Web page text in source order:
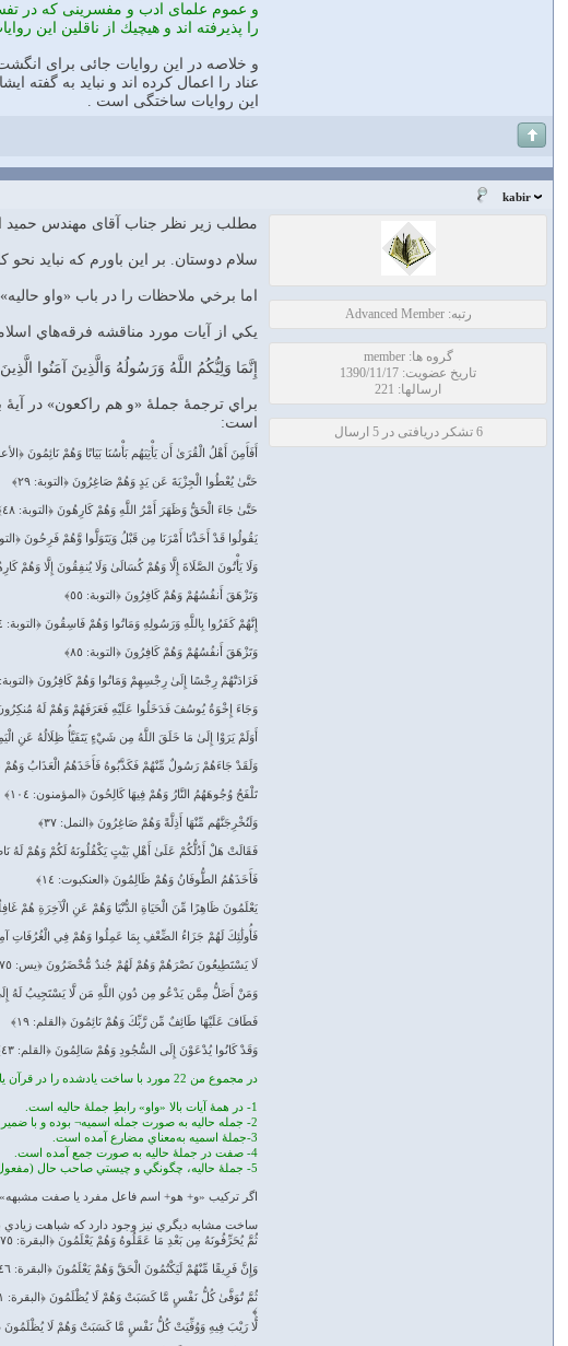
و عموم علماى ادب و مفسرينى كه در
را پذيرفته اند و هيچيك از ناقلين اين
و خلاصه در اين روايات جائى براى
عناد را اعمال كرده اند و نبايد به
اين روايات ساختگى است .
kabir
رتبه: Advanced Member
گروه ها: member
تاریخ عضویت: 1390/11/17
ارسالها: 221
6 تشکر دریافتی در 5 ارسال
مطلب زیر نظر جناب آقای مهندس حمید
سلام دوستان. بر اين باورم که نبايد
اما برخي ملاحظات را در باب «واو
يکي از آيات مورد مناقشه فرقه‌هاي اسلامي آيهٔ 55 سورهٔ
إِنَّمَا وَلِيُّكُمُ اللَّهُ وَرَسُولُهُ وَالَّذِينَ آمَنُوا
براي ترجمهٔ جملهٔ «و هم راکعون» در
است:
أَفَأَمِنَ أَهْلُ الْقُرَىٰ أَن يَأْتِيَهُم بَأْسُنَا بَيَاتًا وَهُمْ نَائِمُونَ
حَتَّىٰ يُعْطُوا الْجِزْيَةَ عَن يَدٍ وَهُمْ صَاغِرُونَ ﴿التوبة: ٢٩﴾
حَتَّىٰ جَاءَ الْحَقُّ وَظَهَرَ أَمْرُ اللَّهِ وَهُمْ كَارِهُونَ ﴿التوبة: ٤٨﴾
يَقُولُوا قَدْ أَخَذْنَا أَمْرَنَا مِن قَبْلُ وَيَتَوَلَّوا وَّهُمْ فَرِحُونَ ﴿التوبة:
وَلَا يَأْتُونَ الصَّلَاةَ إِلَّا وَهُمْ كُسَالَىٰ وَلَا يُنفِقُونَ إِلَّا وَهُمْ
وَتَزْهَقَ أَنفُسُهُمْ وَهُمْ كَافِرُونَ ﴿التوبة: ٥٥﴾
إِنَّهُمْ كَفَرُوا بِاللَّهِ وَرَسُولِهِ وَمَاتُوا وَهُمْ فَاسِقُونَ ﴿التوبة: ٨٤﴾
وَتَزْهَقَ أَنفُسُهُمْ وَهُمْ كَافِرُونَ ﴿التوبة: ٨٥﴾
فَزَادَتْهُمْ رِجْسًا إِلَىٰ رِجْسِهِمْ وَمَاتُوا وَهُمْ كَافِرُونَ ﴿التوبة: ١٢٥﴾
وَجَاءَ إِخْوَةُ يُوسُفَ فَدَخَلُوا عَلَيْهِ فَعَرَفَهُمْ وَهُمْ لَهُ مُنكِرُونَ
أَوَلَمْ يَرَوْا إِلَىٰ مَا خَلَقَ اللَّهُ مِن شَيْءٍ يَتَفَيَّأُ ظِلَالُهُ عَنِ
وَلَقَدْ جَاءَهُمْ رَسُولٌ مِّنْهُمْ فَكَذَّبُوهُ فَأَخَذَهُمُ الْعَذَابُ وَهُمْ
تَلْفَحُ وُجُوهَهُمُ النَّارُ وَهُمْ فِيهَا كَالِحُونَ ﴿المؤمنون: ١٠٤﴾
وَلَنُخْرِجَنَّهُم مِّنْهَا أَذِلَّةً وَهُمْ صَاغِرُونَ ﴿النمل: ٣٧﴾
فَقَالَتْ هَلْ أَدُلُّكُمْ عَلَىٰ أَهْلِ بَيْتٍ يَكْفُلُونَهُ لَكُمْ وَهُمْ لَهُ
فَأَخَذَهُمُ الطُّوفَانُ وَهُمْ ظَالِمُونَ ﴿العنكبوت: ١٤﴾
يَعْلَمُونَ ظَاهِرًا مِّنَ الْحَيَاةِ الدُّنْيَا وَهُمْ عَنِ الْآخِرَةِ هُمْ
فَأُولَٰئِكَ لَهُمْ جَزَاءُ الضِّعْفِ بِمَا عَمِلُوا وَهُمْ فِي الْغُرُفَاتِ
لَا يَسْتَطِيعُونَ نَصْرَهُمْ وَهُمْ لَهُمْ جُندٌ مُّحْضَرُونَ ﴿يس: ٧٥﴾
وَمَنْ أَضَلُّ مِمَّن يَدْعُو مِن دُونِ اللَّهِ مَن لَّا يَسْتَجِيبُ لَهُ إِلَىٰ
فَطَافَ عَلَيْهَا طَائِفٌ مِّن رَّبِّكَ وَهُمْ نَائِمُونَ ﴿القلم: ١٩﴾
وَقَدْ كَانُوا يُدْعَوْنَ إِلَى السُّجُودِ وَهُمْ سَالِمُونَ ﴿القلم: ٤٣﴾
در مجموع من 22 مورد با ساخت يادشده را در قرآن يافتم، که در همهٔ آنها ويژگي‌هاي زير مشاهده مي‌شود:
1- در همهٔ آيات بالا «واو» رابطِ جملهٔ حاليه است.
2- جمله حالیه به صورت جمله اسمیه¬ بوده و با ضمیر آغاز شده است.
3-جملهٔ اسميه به‌معناي مضارع آمده است.
4- صفت در جملهٔ حاليه به صورت جمع آمده است.
5- جملهٔ حاليه، چگونگي و چيستي صاحب حال (مفعول يا فاعل) را در جملهٔ قبل توصيف مي‌کند.
اگر ترکيب «و+ هو+ اسم فاعل مفرد يا صفت مشبهه» را هم در کاربردهاي قرآني
ساخت مشابه ديگري نيز وجود دارد که شباهت
ثُمَّ يُحَرِّفُونَهُ مِن بَعْدِ مَا عَقَلُوهُ وَهُمْ يَعْلَمُونَ ﴿البقرة: ٧٥﴾
وَإِنَّ فَرِيقًا مِّنْهُمْ لَيَكْتُمُونَ الْحَقَّ وَهُمْ يَعْلَمُونَ ﴿البقرة: ١٤٦﴾
ثُمَّ تُوَفَّىٰ كُلُّ نَفْسٍ مَّا كَسَبَتْ وَهُمْ لَا يُظْلَمُونَ ﴿البقرة: ٢٨١
﴾
لَّا رَيْبَ فِيهِ وَوُفِّيَتْ كُلُّ نَفْسٍ مَّا كَسَبَتْ وَهُمْ لَا يُظْلَمُونَ